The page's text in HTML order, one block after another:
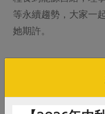
等永續趨勢，大家一
她期許。
擴大共同
綠電